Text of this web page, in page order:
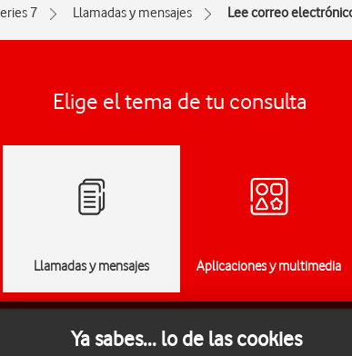
7 Llamadas y mensajes Lee correo
Elige el tema de tu consulta
Llamadas y mensajes Aplicaciones y multimedia
Ya sabes... lo de las cookies